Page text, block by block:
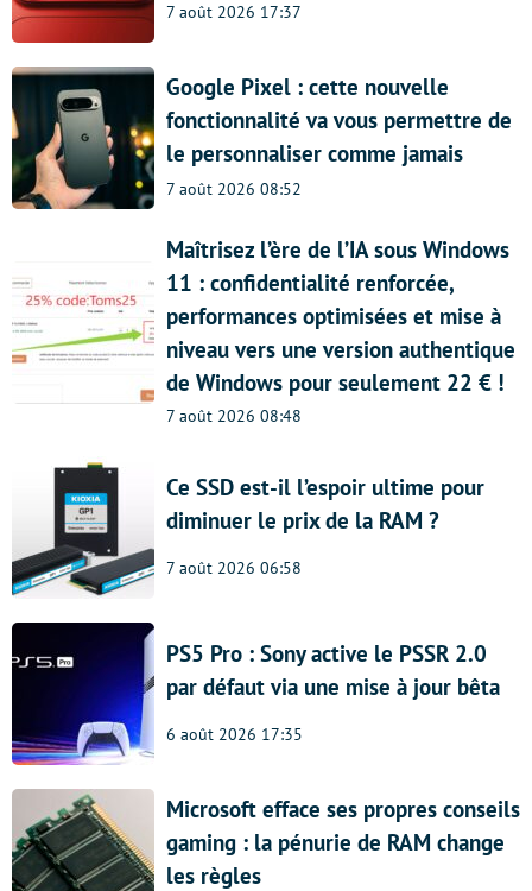
7 août 2026 17:37
Google Pixel : cette nouvelle
fonctionnalité va vous permettre de
le personnaliser comme jamais
7 août 2026 08:52
Maîtrisez l’ère de l’IA sous Windows
11 : confidentialité renforcée,
performances optimisées et mise à
niveau vers une version authentique
de Windows pour seulement 22 € !
7 août 2026 08:48
Ce SSD est-il l’espoir ultime pour
diminuer le prix de la RAM ?
7 août 2026 06:58
PS5 Pro : Sony active le PSSR 2.0
par défaut via une mise à jour bêta
6 août 2026 17:35
Microsoft efface ses propres conseils
gaming : la pénurie de RAM change
les règles